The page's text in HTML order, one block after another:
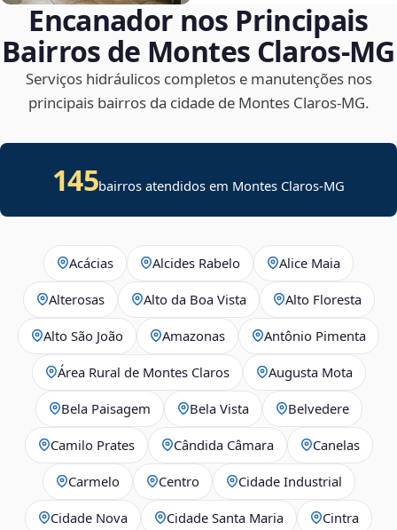
Encanador nos Principais
Bairros de Montes Claros‑MG
Serviços hidráulicos completos e manutenções nos
principais bairros da cidade de Montes Claros‑MG.
145bairros atendidos em Montes Claros-MG
Acácias Alcides Rabelo Alice Maia
Alterosas Alto da Boa Vista Alto Floresta
Alto São João Amazonas Antônio Pimenta
Área Rural de Montes Claros Augusta Mota
Bela Paisagem Bela Vista Belvedere
Camilo Prates Cândida Câmara Canelas
Carmelo Centro Cidade Industrial
Cidade Nova Cidade Santa Maria Cintra